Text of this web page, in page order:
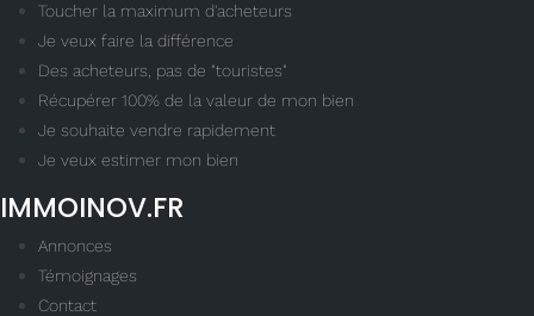
Toucher la maximum d'acheteurs
Je veux faire la différence
Des acheteurs, pas de "touristes"
Récupérer 100% de la valeur de mon bien
Je souhaite vendre rapidement
Je veux estimer mon bien
IMMOINOV.FR
Annonces
Témoignages
Contact